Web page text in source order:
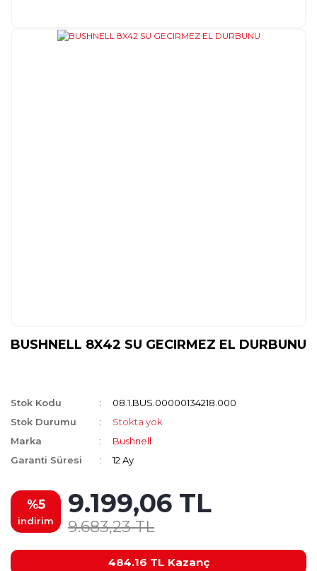
BUSHNELL 8X42 SU GECIRMEZ EL DURBUNU
Stok Kodu
08.1.BUS.00000134218.000
Stok Durumu
Stokta yok
Marka
Bushnell
Garanti Süresi
12 Ay
%5
indirim
9.199,06 TL
9.683,23 TL
484.16 TL Kazanç